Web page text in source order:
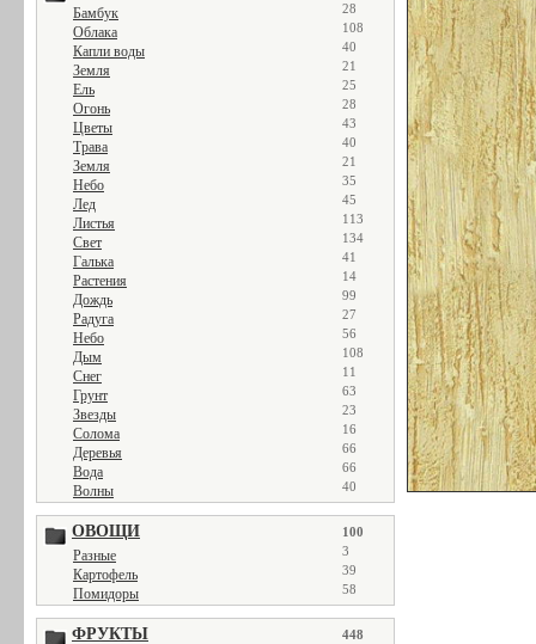
Бамбук 28
Облака 108
Капли воды 40
Земля 21
Ель 25
Огонь 28
Цветы 43
Трава 40
Земля 21
Небо 35
Лед 45
Листья 113
Свет 134
Галька 41
Растения 14
Дождь 99
Радуга 27
Небо 56
Дым 108
Снег 11
Грунт 63
Звезды 23
Солома 16
Деревья 66
Вода 66
Волны 40
ОВОЩИ 100
Разные 3
Картофель 39
Помидоры 58
ФРУКТЫ 448